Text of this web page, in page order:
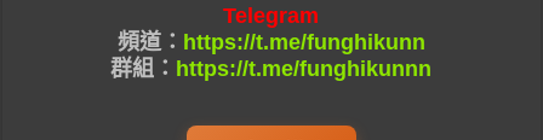
Telegram
頻道： https://t.me/funghikunn
群組： https://t.me/funghikunnn